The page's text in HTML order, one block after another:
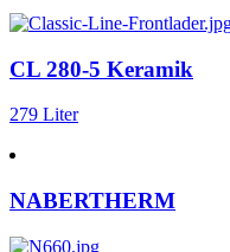
CL 280-5 Keramik
279 Liter
NABERTHERM